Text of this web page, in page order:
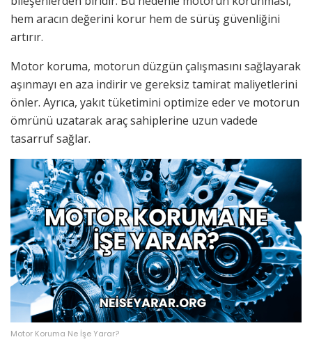
hem aracın değerini korur hem de sürüş güvenliğini
artırır.
Motor koruma, motorun düzgün çalışmasını sağlayarak
aşınmayı en aza indirir ve gereksiz tamirat maliyetlerini
önler. Ayrıca, yakıt tüketimini optimize eder ve motorun
ömrünü uzatarak araç sahiplerine uzun vadede
tasarruf sağlar.
Motor Koruma Ne İşe Yarar?